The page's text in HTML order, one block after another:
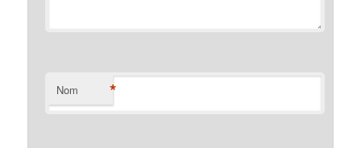
Nom *